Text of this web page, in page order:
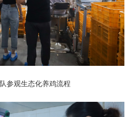
参观生态化养鸡流程